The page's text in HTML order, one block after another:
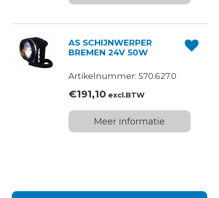
AS SCHIJNWERPER
BREMEN 24V 50W
Artikelnummer: 570.627.0
€191,10 excl.BTW
Meer informatie